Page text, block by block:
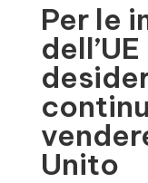
Per le
Unito